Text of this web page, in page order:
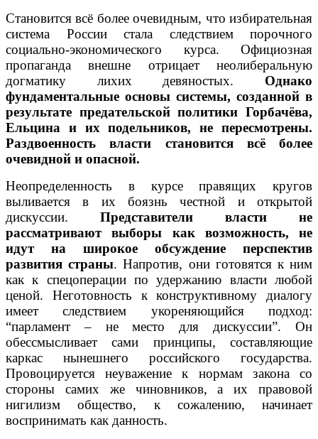
Становится всё более очевидным, что избирательная
система России стала следствием порочного
социально-экономического курса. Официозная
пропаганда внешне отрицает неолиберальную
догматику лихих девяностых. Однако
фундаментальные основы системы, созданной в
результате предательской политики Горбачёва,
Ельцина и их подельников, не пересмотрены.
Раздвоенность власти становится всё более
очевидной и опасной.
Неопределенность в курсе правящих кругов
выливается в их боязнь честной и открытой
дискуссии. Представители власти не
рассматривают выборы как возможность, не
идут на широкое обсуждение перспектив
развития страны. Напротив, они готовятся к ним
как к спецоперации по удержанию власти любой
ценой. Неготовность к конструктивному диалогу
имеет следствием укореняющийся подход:
“парламент – не место для дискуссии”. Он
обессмысливает сами принципы, составляющие
каркас нынешнего российского государства.
Провоцируется неуважение к нормам закона со
стороны самих же чиновников, а их правовой
нигилизм общество, к сожалению, начинает
воспринимать как данность.